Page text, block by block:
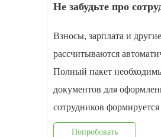
Не забудьте про
Взносы, зарплата и
рассчитываются
Полный пакет
документов для
cотрудников
Попробовать